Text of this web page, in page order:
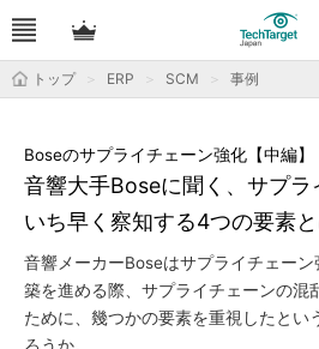
トップ ERP SCM 事例
音響大手Boseに聞く、サプラ
いち早く察知する4つの要素
Boseのサプライチェーン強化【中編】
音響メーカーBoseはサプライチェー
築を進める際、サプライチェーンの混
ために、幾つかの要素を重視したとい